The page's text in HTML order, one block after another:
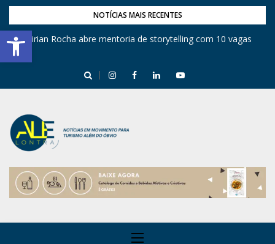
Barra de Ferramentas Aberta
NOTÍCIAS MAIS RECENTES
Mirian Rocha abre mentoria de storytelling com 10 vagas
Festival de Inverno nas Serras abre temporada cultural em Cuité